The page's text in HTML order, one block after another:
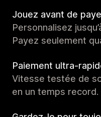
Jouez avant de
Personnalisez
Payez seulement
Paiement ultra-
Vitesse testée de
en un temps record.